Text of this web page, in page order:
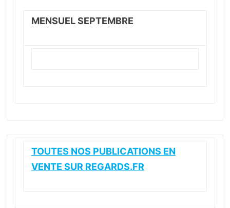
MENSUEL SEPTEMBRE
TOUTES NOS PUBLICATIONS EN
VENTE SUR REGARDS.FR